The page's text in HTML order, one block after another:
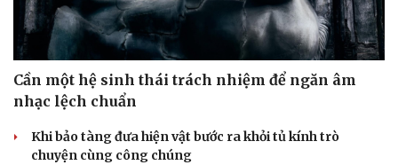
Cần một hệ sinh thái trách nhiệm để ngăn âm
nhạc lệch chuẩn
Khi bảo tàng đưa hiện vật bước ra khỏi tủ kính trò
chuyện cùng công chúng